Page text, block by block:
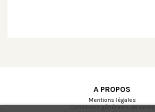
A PROPOS
Mentions légales
Conditions générales de vente